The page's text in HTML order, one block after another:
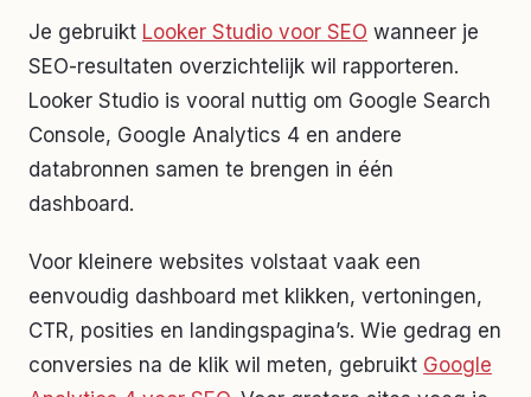
Je gebruikt Looker Studio voor SEO wanneer je
SEO-resultaten overzichtelijk wil rapporteren.
Looker Studio is vooral nuttig om Google Search
Console, Google Analytics 4 en andere
databronnen samen te brengen in één
dashboard.
Voor kleinere websites volstaat vaak een
eenvoudig dashboard met klikken, vertoningen,
CTR, posities en landingspagina’s. Wie gedrag en
conversies na de klik wil meten, gebruikt Google